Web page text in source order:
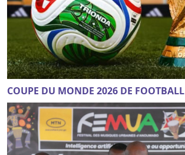
COUPE DU MONDE 2026 DE FOOTBALL